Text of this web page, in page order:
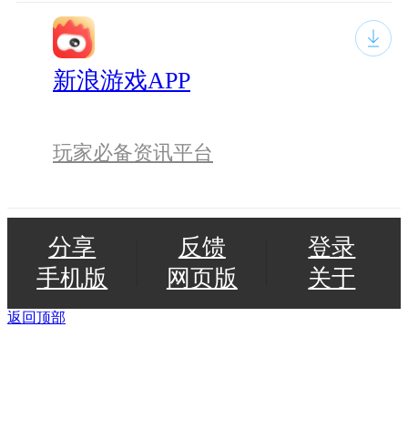
新浪游戏APP
玩家必备资讯平台
分享
手机版
反馈
网页版
登录
关于
返回顶部